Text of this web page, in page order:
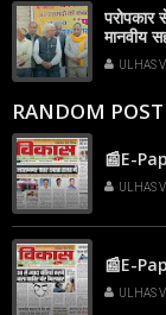
परोपकार
मानवीय
ULHAS
RANDOM POST
📰E-
ULHAS
📰E-
ULHAS